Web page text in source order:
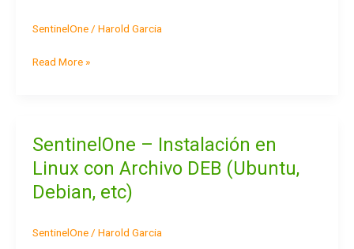
SentinelOne/ Harold Garcia
EXE
Server
All
Read More »
SentinelOne – Instalación en
Linux con Archivo DEB (Ubuntu,
Debian, etc)
SentinelOne/ Harold Garcia
SentinelOne
Instalación
en
con